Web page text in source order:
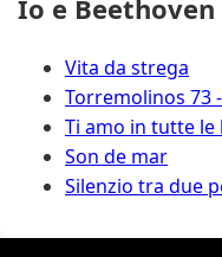
Io e Beethoven
Vita da strega
Torremolinos 73
Ti amo in tutte
Son de mar
Silenzio tra due